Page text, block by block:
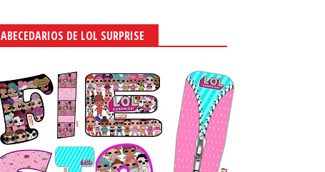
ABECEDARIOS DE LOL SURPRISE